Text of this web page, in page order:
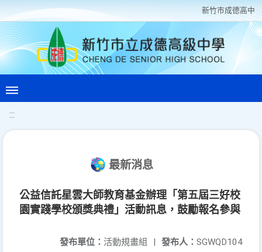
新竹巿成德高中
:::
最新消息
公益信託星雲大師教育基金辦理「第五屆三好校
園實踐學校頒獎典禮」活動訊息，鼓勵報名參與
發布人： SGWQD104
發布單位： 活動規畫組 |